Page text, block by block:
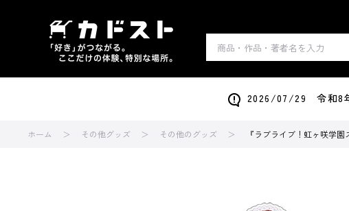
2026/07/29 令和8年
ホーム その他グッズ その他のグッズ 『ラブライブ！虹ヶ咲学